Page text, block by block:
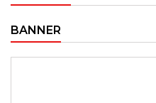
BANNER